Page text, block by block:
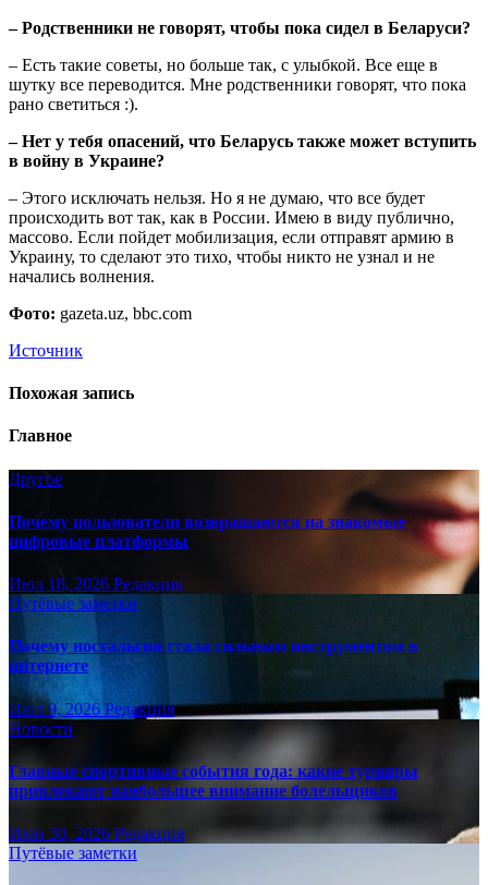
– Родственники не говорят, чтобы пока сидел в Беларуси?
– Есть такие советы, но больше так, с улыбкой. Все еще в
шутку все переводится. Мне родственники говорят, что пока
рано светиться :).
– Нет у тебя опасений, что Беларусь также может вступить
в войну в Украине?
– Этого исключать нельзя. Но я не думаю, что все будет
происходить вот так, как в России. Имею в виду публично,
массово. Если пойдет мобилизация, если отправят армию в
Украину, то сделают это тихо, чтобы никто не узнал и не
начались волнения.
Фото: gazeta.uz, bbc.com
Источник
Похожая запись
Главное
Другое
Почему пользователи возвращаются на знакомые
цифровые платформы
Июл 18, 2026 Редакция
Путёвые заметки
Почему ностальгия стала сильным инструментом в
интернете
Июл 9, 2026 Редакция
Новости
Главные спортивные события года: какие турниры
привлекают наибольшее внимание болельщиков
Июн 30, 2026 Редакция
Путёвые заметки